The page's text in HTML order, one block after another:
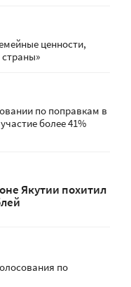
ценности,
по поправкам в
более 41%
Якутии похитил
по